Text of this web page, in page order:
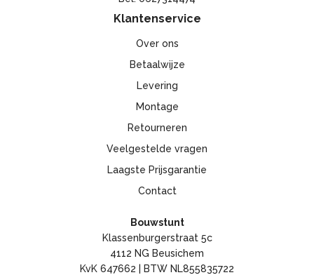
Klantenservice
Over ons
Betaalwijze
Levering
Montage
Retourneren
Veelgestelde vragen
Laagste Prijsgarantie
Contact
Bouwstunt
Klassenburgerstraat 5c
4112 NG Beusichem
KvK 647662 | BTW NL855835722